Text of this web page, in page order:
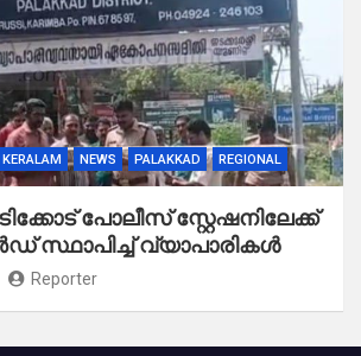
KERALAM NEWS PALAKKAD REGIONAL
പോലീസ് സ്റ്റേഷനിലേക്ക്
വ്യാപാരികൾ
Reporter